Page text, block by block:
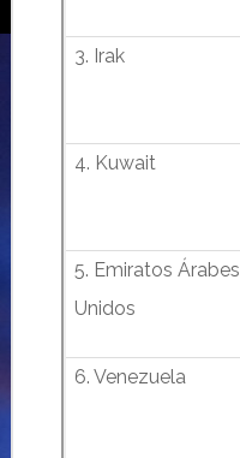
3. Irak
4. Kuwait
5. Emiratos Árabes
Unidos
6. Venezuela